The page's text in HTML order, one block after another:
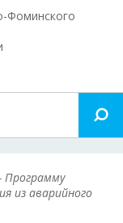
Фоминского
Программу
из аварийного